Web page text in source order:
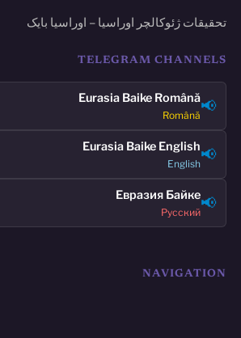
تحقیقات ژئوکالچر اوراسیا – اوراسیا بایک
TELEGRAM CHANNELS
📢
Eurasia Baike Română
Română
📢
Eurasia Baike English
English
📢
Евразия Байке
Русский
NAVIGATION